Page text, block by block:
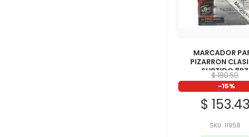
MARCADOR
PIZARRON
SURTIDO 8PZ
$ 180.50
-15%
$ 153.43
SKU: 11958